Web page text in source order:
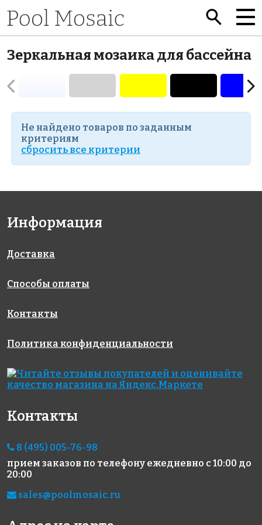
Зеркальная мозаика для бассейна
Не найдено товаров по заданным
критериям
cбросить все критерии
Информация
Доставка
Способы оплаты
Контакты
Политика конфиденциальности
Контакты
8 (495) 005-76-98
прием заказов по телефону ежедневно с 10:00 до
20:00
sales@poolmosaic.ru